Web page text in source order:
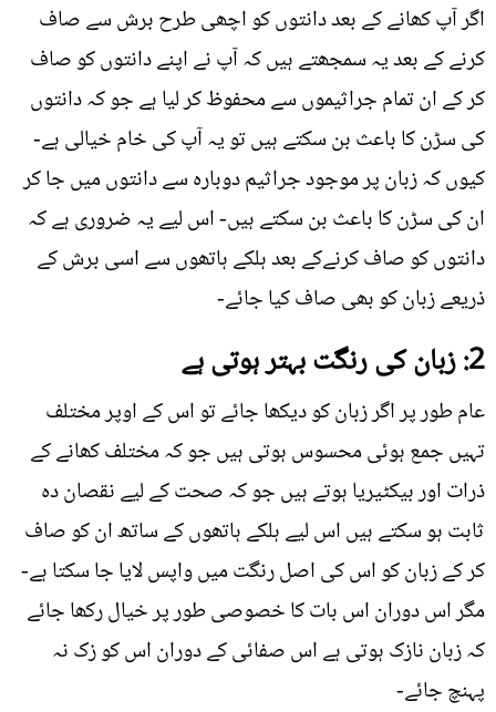
اگر آپ کھانے کے بعد دانتوں کو اچھی طرح برش سے صاف
کرنے کے بعد یہ سمجھتے ہیں کہ آپ نے اپنے دانتوں کو صاف
کر کے ان تمام جراثیموں سے محفوظ کر لیا ہے جو کہ دانتوں
کی سڑن کا باعث بن سکتے ہیں تو یہ آپ کی خام خیالی ہے-
کیوں کہ زبان پر موجود جراثیم دوبارہ سے دانتوں میں جا کر
ان کی سڑن کا باعث بن سکتے ہیں- اس لیے یہ ضروری ہے کہ
دانتوں کو صاف کرنےکے بعد ہلکے ہاتھوں سے اسی برش کے
ذریعے زبان کو بھی صاف کیا جائے-
2: زبان کی رنگت بہتر ہوتی ہے
عام طور پر اگر زبان کو دیکھا جائے تو اس کے اوپر مختلف
تہیں جمع ہوئی محسوس ہوتی ہیں جو کہ مختلف کھانے کے
ذرات اور بیکٹیریا ہوتے ہیں جو کہ صحت کے لیے نقصان دہ
ثابت ہو سکتے ہیں اس لیے ہلکے ہاتھوں کے ساتھ ان کو صاف
کر کے زبان کو اس کی اصل رنگت میں واپس لایا جا سکتا ہے-
مگر اس دوران اس بات کا خصوصی طور پر خیال رکھا جائے
کہ زبان نازک ہوتی ہے اس صفائی کے دوران اس کو زک نہ
پہنچ جائے-